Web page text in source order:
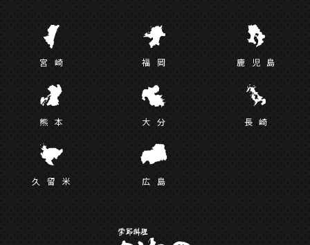
宮 崎 福 岡 鹿児島
熊 本 大 分 長崎
久留 米 広 島